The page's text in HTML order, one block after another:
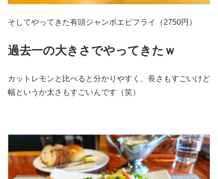
そしてやってきた有頭ジャンボエビフライ（2750円）
過去一の大きさでやってきたｗ
カットレモンと比べると分かりやすく、長さもすごいけど
幅というか太さもすごいんです（笑）